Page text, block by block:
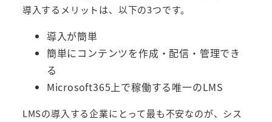
導入するメリットは、以下の3つです。
導入が簡単
簡単にコンテンツを作成・配信・管理でき
る
Microsoft365上で稼働する唯一のLMS
LMSの導入する企業にとって最も不安なのが、シス